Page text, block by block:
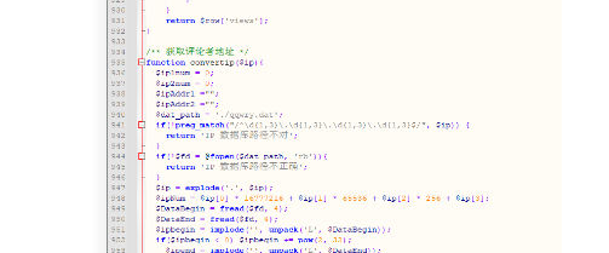
阅读全文...